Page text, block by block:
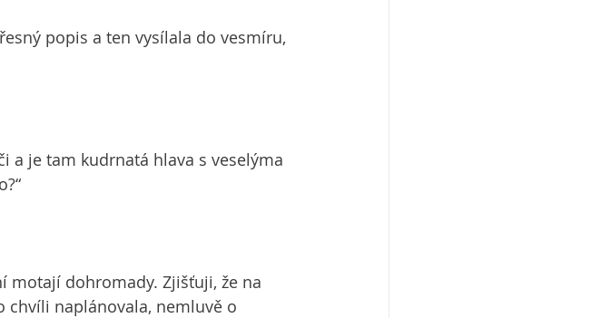
popis a ten vysílala do vesmíru,
a je tam kudrnatá hlava s veselýma
motají dohromady. Zjišťuji, že na
naplánovala, nemluvě o